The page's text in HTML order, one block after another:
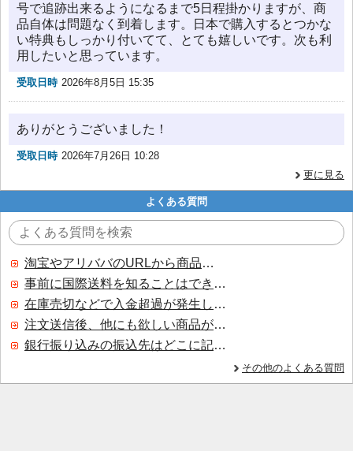
号で追跡出来るようになるまで5日程掛かりますが、商
品自体は問題なく到着します。日本で購入するとつかな
い特典もしっかり付いてて、とても嬉しいです。次も利
用したいと思っています。
受取日時 2026年8月5日 15:35
ありがとうございました！
受取日時 2026年7月26日 10:28
更に見る
よくある質問
淘宝やアリババのURLから商品を探すことはできますか？
事前に国際送料を知ることはできますか？
在庫売切などで入金超過が発生した場合はいつ返金されますか？
注文送信後、他にも欲しい商品が見つかった場合、追加注文できますか？
銀行振り込みの振込先はどこに記載されていますか？
その他のよくある質問